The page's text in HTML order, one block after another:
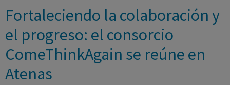
Fortaleciendo la colaboración y
el progreso: el consorcio
ComeThinkAgain se reúne en
Atenas